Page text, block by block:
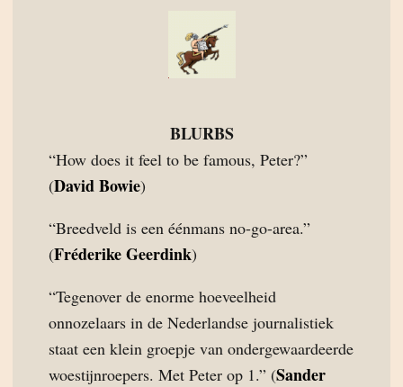
BLURBS
“How does it feel to be famous, Peter?”
(David Bowie)
“Breedveld is een éénmans no-go-area.”
(Fréderike Geerdink)
“Tegenover de enorme hoeveelheid
onnozelaars in de Nederlandse journalistiek
staat een klein groepje van ondergewaardeerde
woestijnroepers. Met Peter op 1.” (Sander